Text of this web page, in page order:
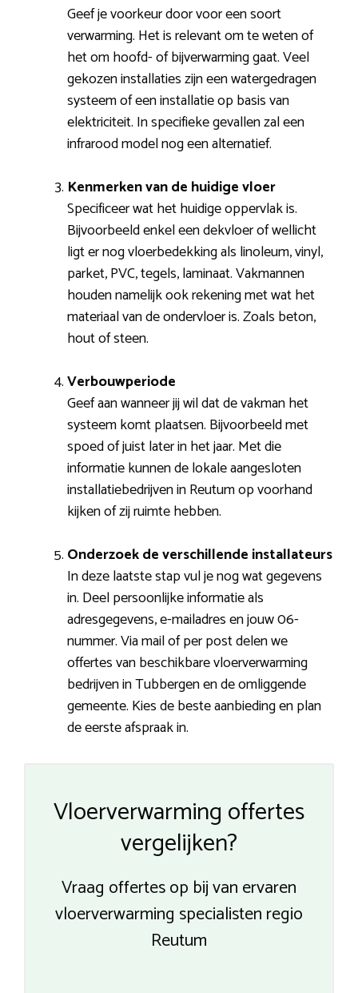
Geef je voorkeur door voor een soort
verwarming. Het is relevant om te weten of
het om hoofd- of bijverwarming gaat. Veel
gekozen installaties zijn een watergedragen
systeem of een installatie op basis van
elektriciteit. In specifieke gevallen zal een
infrarood model nog een alternatief.
Kenmerken van de huidige vloer
Specificeer wat het huidige oppervlak is.
Bijvoorbeeld enkel een dekvloer of wellicht
ligt er nog vloerbedekking als linoleum, vinyl,
parket, PVC, tegels, laminaat. Vakmannen
houden namelijk ook rekening met wat het
materiaal van de ondervloer is. Zoals beton,
hout of steen.
Verbouwperiode
Geef aan wanneer jij wil dat de vakman het
systeem komt plaatsen. Bijvoorbeeld met
spoed of juist later in het jaar. Met die
informatie kunnen de lokale aangesloten
installatiebedrijven in Reutum op voorhand
kijken of zij ruimte hebben.
Onderzoek de verschillende installateurs
In deze laatste stap vul je nog wat gegevens
in. Deel persoonlijke informatie als
adresgegevens, e-mailadres en jouw 06-
nummer. Via mail of per post delen we
offertes van beschikbare vloerverwarming
bedrijven in Tubbergen en de omliggende
gemeente. Kies de beste aanbieding en plan
de eerste afspraak in.
Vloerverwarming offertes
vergelijken?
Vraag offertes op bij van ervaren
vloerverwarming specialisten regio
Reutum